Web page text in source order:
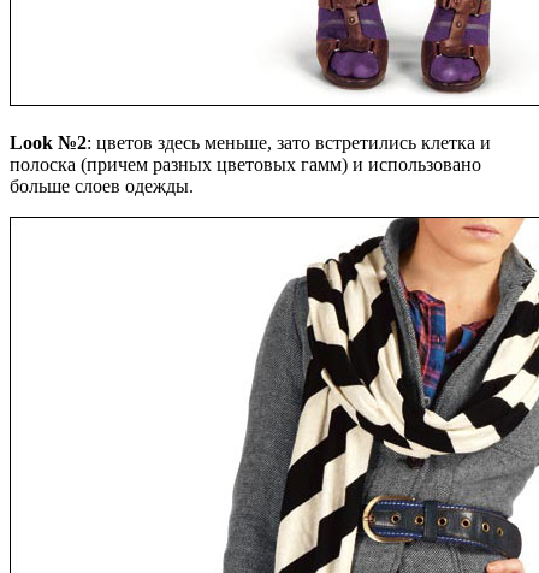
Look №2: цветов здесь меньше, зато встретились клетка и
полоска (причем разных цветовых гамм) и использовано
больше слоев одежды.